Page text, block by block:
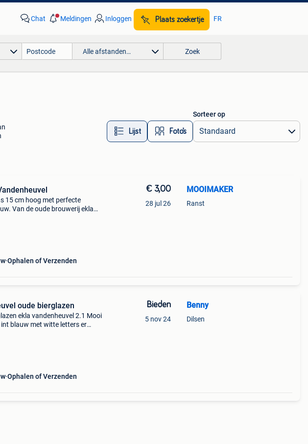
Chat Meldingen Inloggen Plaats zoekertje FR
Alle afstanden… Zoek
Lijst Foto’s
Sorteer op
15 cm hoog met perfecte
Van de oude brouwerij ekla
Ophalen of Verzenden
€ 3,00
28 jul 26
MOOIMAKER
Ranst
oude bierglazen
ekla vandenheuvel 2.1 Mooi
blauw met witte letters er
Ophalen of Verzenden
Bieden
5 nov 24
Benny
Dilsen